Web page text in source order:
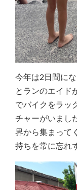
今年は2日間に
とランのエイド
でバイクをラッ
チャーがいまし
界から集まって
持ちを常に忘れ